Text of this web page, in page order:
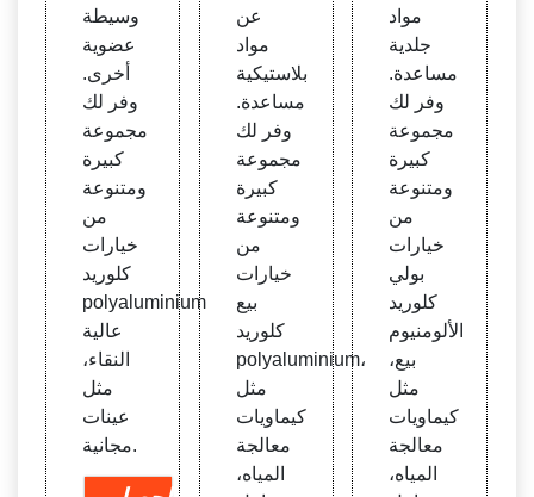
وسيطة
عضوية
أخرى.
وفر لك
مجموعة
كبيرة
ومتنوعة
من
خيارات
كلوريد
polyaluminium
عالية
النقاء،
مثل
عينات
مجانية.
عن
مواد
بلاستيكية
مساعدة.
وفر لك
مجموعة
كبيرة
ومتنوعة
من
خيارات
بيع
كلوريد
polyaluminium،
مثل
كيماويات
معالجة
المياه،
مواد
جلدية
مساعدة.
وفر لك
مجموعة
كبيرة
ومتنوعة
من
خيارات
بولي
كلوريد
الألومنيوم
بيع،
مثل
كيماويات
معالجة
المياه،